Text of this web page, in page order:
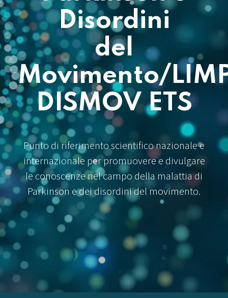
Disordini
del
Movimento/
DISMOV ETS
Punto di riferimento scientifico nazionale e
internazionale per promuovere e divulgare
le conoscenze nel campo della malattia di
Parkinson e dei disordini del movimento.